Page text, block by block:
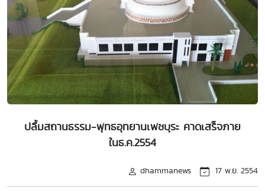
ปลื้มสถานธรรม-พุทธอุทยานเพชบุระ คาดเสร็จภาย
ในธ.ค.2554
dhammanews 17 พ.ย. 2554